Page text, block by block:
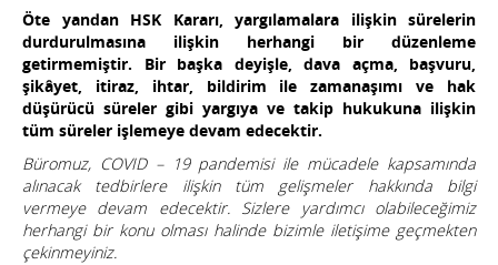
Öte yandan HSK Kararı, yargılamalara ilişkin sürelerin
durdurulmasına ilişkin herhangi bir düzenleme
getirmemiştir. Bir başka deyişle, dava açma, başvuru,
şikâyet, itiraz, ihtar, bildirim ile zamanaşımı ve hak
düşürücü süreler gibi yargıya ve takip hukukuna ilişkin
tüm süreler işlemeye devam edecektir.
Büromuz, COVID – 19 pandemisi ile mücadele kapsamında
alınacak tedbirlere ilişkin tüm gelişmeler hakkında bilgi
vermeye devam edecektir. Sizlere yardımcı olabileceğimiz
herhangi bir konu olması halinde bizimle iletişime geçmekten
çekinmeyiniz.